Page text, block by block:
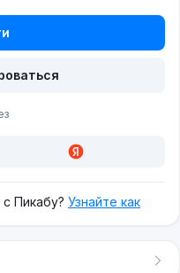
Пикабу? Узнайте как